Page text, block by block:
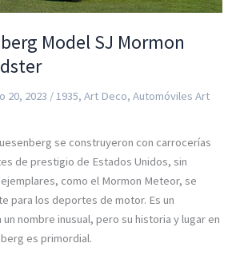
Model SJ Mormon
20, 2023 / 1935,Art Deco,Automóviles Art
se construyeron con carrocerías
de prestigio de Estados Unidos, sin
como el Mormon Meteor, se
para los deportes de motor. Es un
nombre inusual, pero su historia y lugar en
es primordial.